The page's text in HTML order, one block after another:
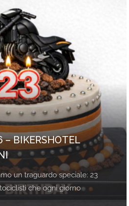
– BIKERSHOTEL
un traguardo speciale: 23
che ogni giorno